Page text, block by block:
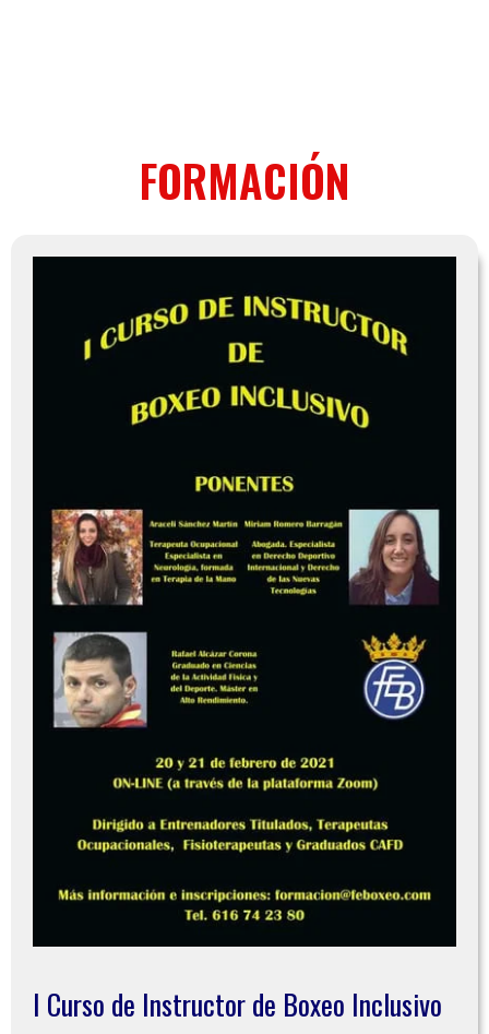
FORMACIÓN
I Curso de Instructor de Boxeo Inclusivo